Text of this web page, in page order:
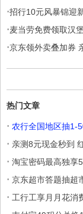
·招行10元风暴锦迎
·麦当劳免费领取汉
·京东领外卖叠加券
热门文章
· 农行全国地区抽1-
· 亲测8元现金秒到
· 淘宝密码最高独享
· 京东超市答题抽超
· 工行工享月月花消